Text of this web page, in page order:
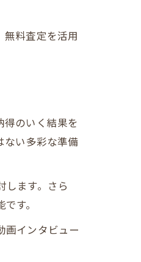
料査定を活用
のいく結果を
ない多彩な準備
ます。さら
す。
画インタビュー